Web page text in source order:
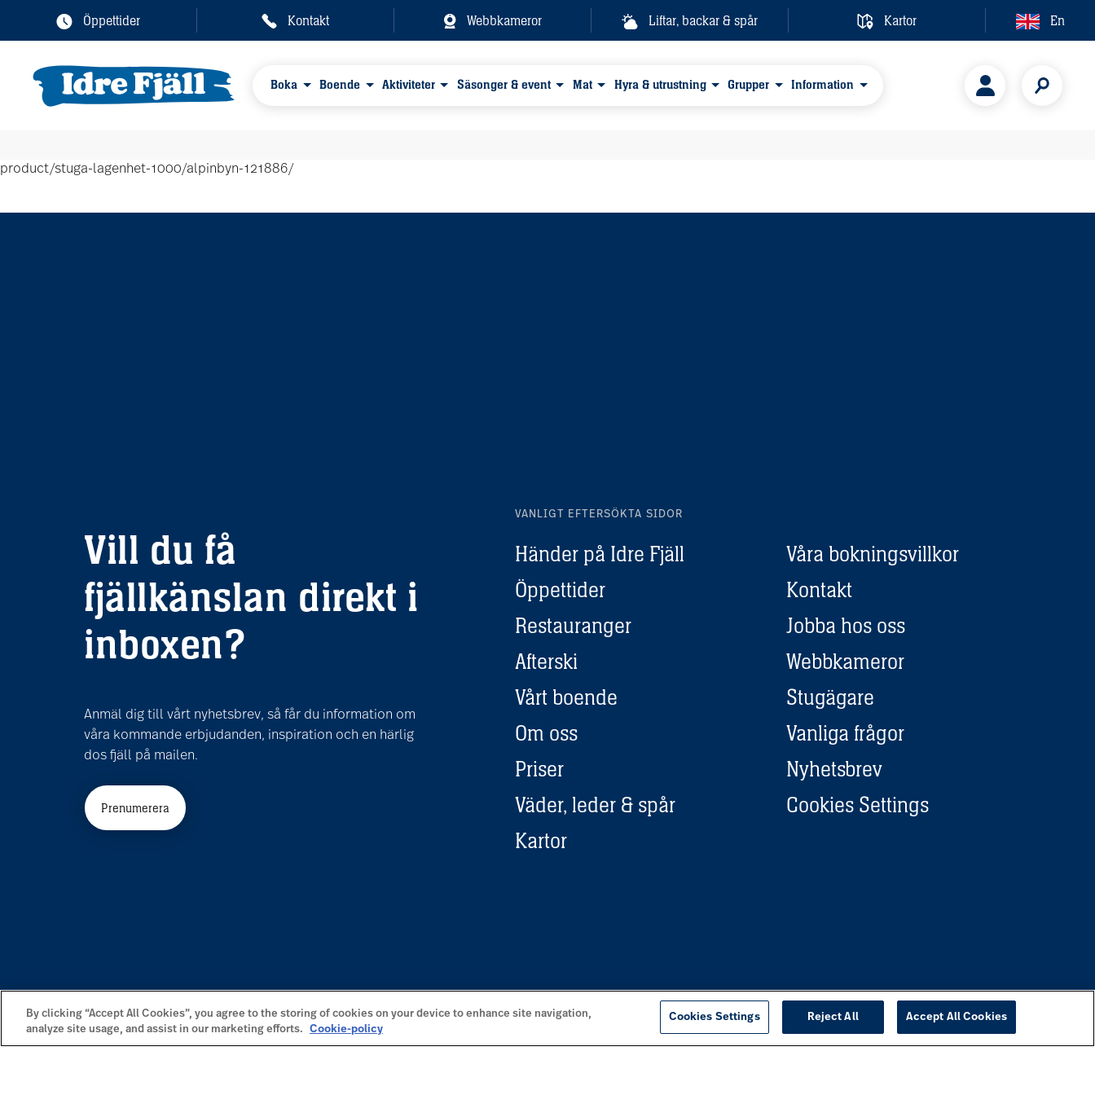
Öppettider Kontakt Webbkameror Liftar, backar & spår Kartor En
Boka Boende Aktiviteter Säsonger & event Mat Hyra & utrustning Grupper Information
product/stuga-lagenhet-1000/alpinbyn-121886/
Vill du få
fjällkänslan direkt i
inboxen?
Anmäl dig till vårt nyhetsbrev, så får du information om
våra kommande erbjudanden, inspiration och en härlig
dos fjäll på mailen.
Prenumerera
VANLIGT EFTERSÖKTA SIDOR
Händer på Idre Fjäll
Öppettider
Restauranger
Afterski
Vårt boende
Om oss
Priser
Väder, leder & spår
Kartor
Våra bokningsvillkor
Kontakt
Jobba hos oss
Webbkameror
Stugägare
Vanliga frågor
Nyhetsbrev
Cookies Settings
By clicking “Accept All Cookies”, you agree to the storing of cookies on your device to enhance site navigation,
analyze site usage, and assist in our marketing efforts.
Cookie-policy
Cookies Settings Reject All Accept All Cookies